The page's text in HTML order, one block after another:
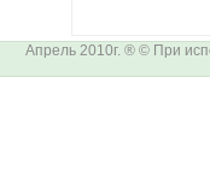
Апрель 2010г. ® © При